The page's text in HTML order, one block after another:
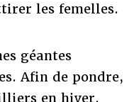
les femelles.
géantes
Afin de pondre,
en hiver.